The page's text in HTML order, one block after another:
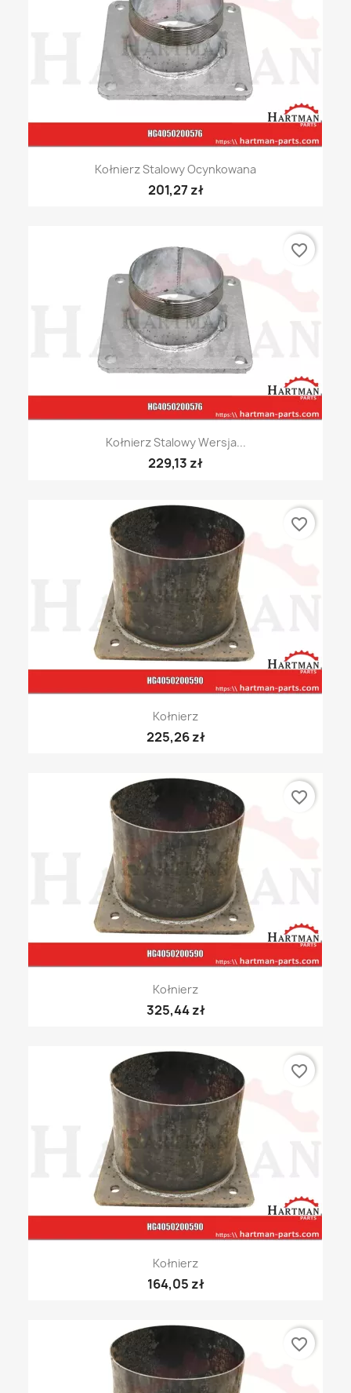
Kołnierz Stalowy Ocynkowana
201,27 zł
Kołnierz Stalowy Wersja...
229,13 zł
favorite_border
Kołnierz
225,26 zł
favorite_border
Kołnierz
325,44 zł
favorite_border
Kołnierz
164,05 zł
favorite_border
favorite_border